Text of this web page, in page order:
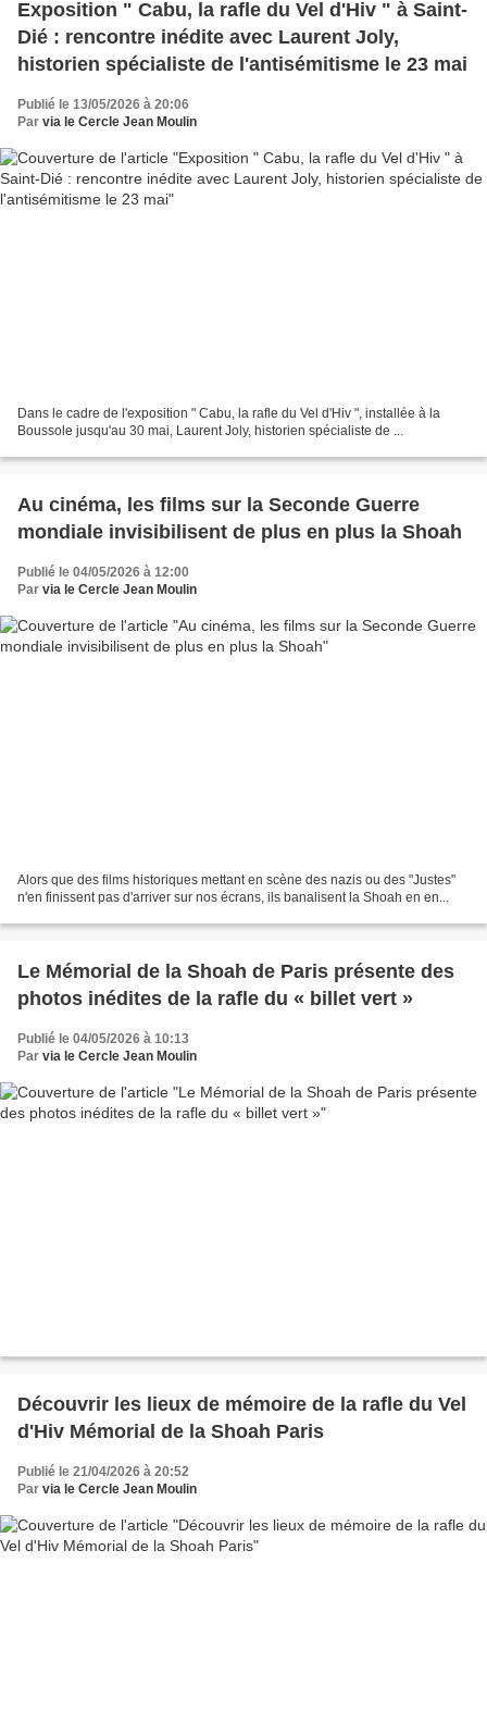
Exposition " Cabu, la rafle du Vel d'Hiv " à Saint-
Dié : rencontre inédite avec Laurent Joly,
historien spécialiste de l'antisémitisme le 23 mai
Publié le 13/05/2026 à 20:06
Par via le Cercle Jean Moulin
Dans le cadre de l'exposition " Cabu, la rafle du Vel d'Hiv ", installée à la
Boussole jusqu'au 30 mai, Laurent Joly, historien spécialiste de ...
Au cinéma, les films sur la Seconde Guerre
mondiale invisibilisent de plus en plus la Shoah
Publié le 04/05/2026 à 12:00
Par via le Cercle Jean Moulin
Alors que des films historiques mettant en scène des nazis ou des "Justes"
n'en finissent pas d'arriver sur nos écrans, ils banalisent la Shoah en en...
Le Mémorial de la Shoah de Paris présente des
photos inédites de la rafle du « billet vert »
Publié le 04/05/2026 à 10:13
Par via le Cercle Jean Moulin
Découvrir les lieux de mémoire de la rafle du Vel
d'Hiv Mémorial de la Shoah Paris
Publié le 21/04/2026 à 20:52
Par via le Cercle Jean Moulin